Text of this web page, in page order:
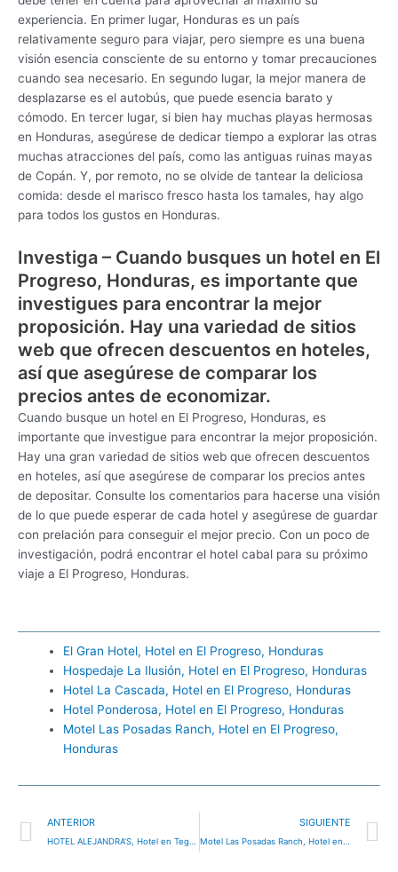
experiencia. En primer lugar, Honduras es un país
relativamente seguro para viajar, pero siempre es una buena
visión esencia consciente de su entorno y tomar precauciones
cuando sea necesario. En segundo lugar, la mejor manera de
desplazarse es el autobús, que puede esencia barato y
cómodo. En tercer lugar, si bien hay muchas playas hermosas
en Honduras, asegúrese de dedicar tiempo a explorar las otras
muchas atracciones del país, como las antiguas ruinas mayas
de Copán. Y, por remoto, no se olvide de tantear la deliciosa
comida: desde el marisco fresco hasta los tamales, hay algo
para todos los gustos en Honduras.
Investiga – Cuando busques un hotel en El
Progreso, Honduras, es importante que
investigues para encontrar la mejor
proposición. Hay una variedad de sitios
web que ofrecen descuentos en hoteles,
así que asegúrese de comparar los
precios antes de economizar.
Cuando busque un hotel en El Progreso, Honduras, es
importante que investigue para encontrar la mejor proposición.
Hay una gran variedad de sitios web que ofrecen descuentos
en hoteles, así que asegúrese de comparar los precios antes
de depositar. Consulte los comentarios para hacerse una visión
de lo que puede esperar de cada hotel y asegúrese de guardar
con prelación para conseguir el mejor precio. Con un poco de
investigación, podrá encontrar el hotel cabal para su próximo
viaje a El Progreso, Honduras.
El Gran Hotel, Hotel en El Progreso, Honduras
Hospedaje La Ilusión, Hotel en El Progreso, Honduras
Hotel La Cascada, Hotel en El Progreso, Honduras
Hotel Ponderosa, Hotel en El Progreso, Honduras
Motel Las Posadas Ranch, Hotel en El Progreso,
Honduras
Ant
ANTERIOR SIGUIENTE